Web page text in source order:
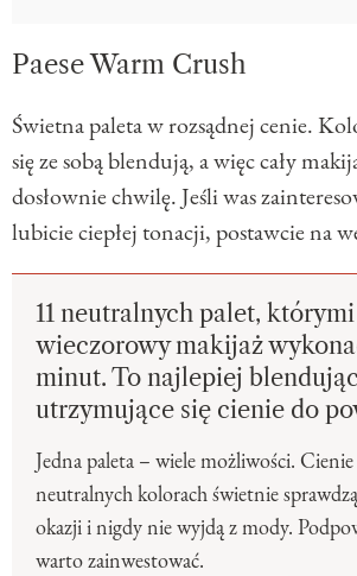
Paese Warm Crush
Świetna paleta w rozsądnej cenie.
się ze sobą blendują, a więc cały
dosłownie chwilę. Jeśli was
lubicie ciepłej tonacji, postawcie na
11 neutralnych palet,
wieczorowy makijaż
minut. To najlepiej
utrzymujące się cienie do
Jedna paleta – wiele możliwości.
neutralnych kolorach świetnie
okazji i nigdy nie wyjdą z mody.
warto zainwestować.